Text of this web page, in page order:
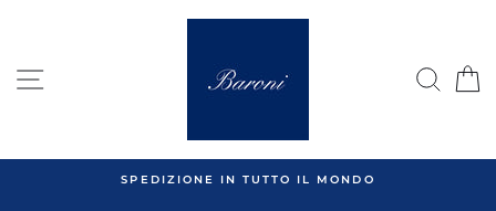
NAVIGAZIONE DEL SITO
SPEDIZIONE IN TUTTO IL MONDO